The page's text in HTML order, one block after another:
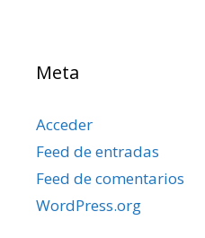
Meta
Acceder
Feed de entradas
Feed de comentarios
WordPress.org